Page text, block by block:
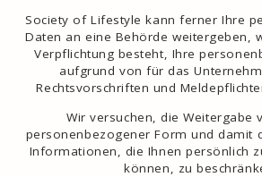
Society of Lifestyle kann ferner Ihre
Daten an eine Behörde weitergeben,
Verpflichtung besteht, Ihre
aufgrund von für das
Rechtsvorschriften und
Wir versuchen, die Weitergabe
personenbezogener Form und damit
Informationen, die Ihnen persönlich
können, zu